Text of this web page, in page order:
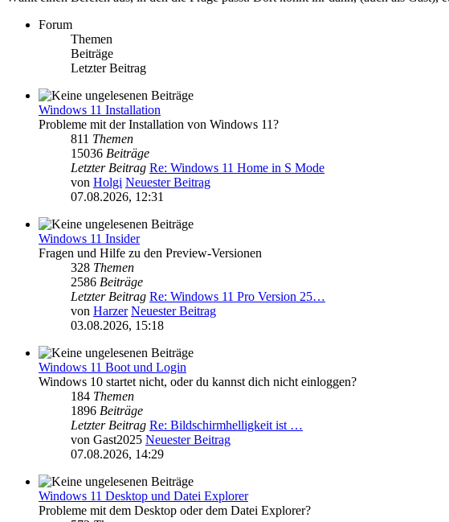
Forum
Themen
Beiträge
Letzter Beitrag
Windows 11 Installation
Probleme mit der Installation von Windows 11?
811 Themen
15036 Beiträge
Letzter Beitrag Re: Windows 11 Home in S Mode
von Holgi Neuester Beitrag
07.08.2026, 12:31
Windows 11 Insider
Fragen und Hilfe zu den Preview-Versionen
328 Themen
2586 Beiträge
Letzter Beitrag Re: Windows 11 Pro Version 25…
von Harzer Neuester Beitrag
03.08.2026, 15:18
Windows 11 Boot und Login
Windows 10 startet nicht, oder du kannst dich nicht einloggen?
184 Themen
1896 Beiträge
Letzter Beitrag Re: Bildschirmhelligkeit ist …
von Gast2025 Neuester Beitrag
07.08.2026, 14:29
Windows 11 Desktop und Datei Explorer
Probleme mit dem Desktop oder dem Datei Explorer?